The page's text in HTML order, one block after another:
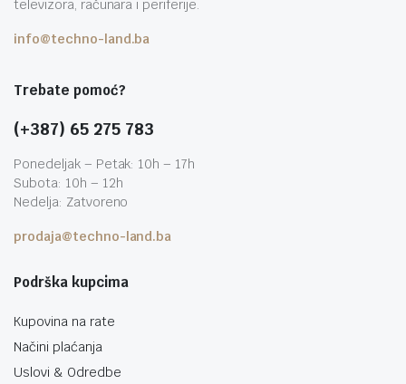
televizora, računara i periferije.
info@techno-land.ba
Trebate pomoć?
(+387) 65 275 783
Ponedeljak – Petak: 10h – 17h
Subota: 10h – 12h
Nedelja: Zatvoreno
prodaja@techno-land.ba
Podrška kupcima
Kupovina na rate
Načini plaćanja
Uslovi & Odredbe